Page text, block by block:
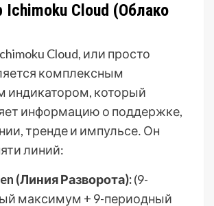
Ichimoku Cloud (Облако
Cloud, или просто
комплексным
индикатором, который
информацию о поддержке,
тренде и импульсе․ Он
линий:
(Линия Разворота):(9-
максимум + 9-периодный